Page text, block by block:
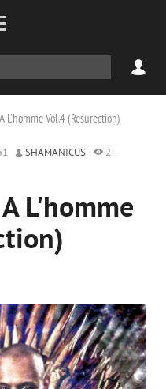
L'homme Vol.4 (Resurection)
SHAMANICUS
2
L'homme